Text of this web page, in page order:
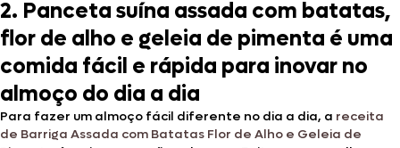
2. Panceta suína assada com batatas,
flor de alho e geleia de pimenta é uma
comida fácil e rápida para inovar no
almoço do dia a dia
Para fazer um almoço fácil diferente no dia a dia, a receita
de Barriga Assada com Batatas Flor de Alho e Geleia de